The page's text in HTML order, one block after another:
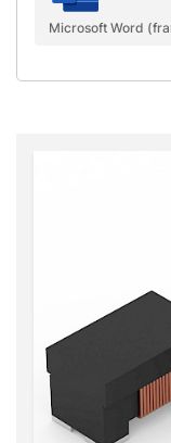
Microsoft Word